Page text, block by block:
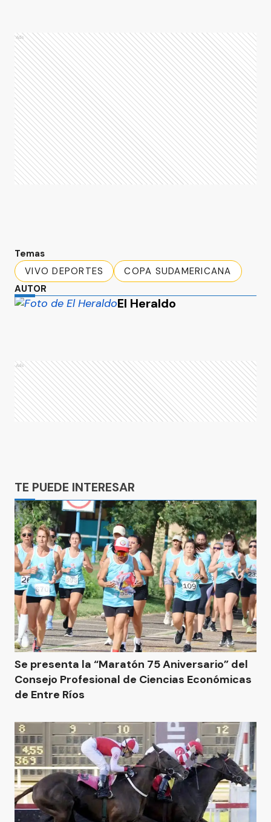
Ads
Temas
VIVO DEPORTES
COPA SUDAMERICANA
AUTOR
El Heraldo
Ads
TE PUEDE INTERESAR
Se presenta la “Maratón 75 Aniversario” del
Consejo Profesional de Ciencias Económicas
de Entre Ríos